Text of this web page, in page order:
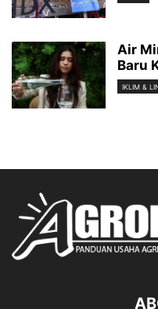
Air
Baru
IKLIM &